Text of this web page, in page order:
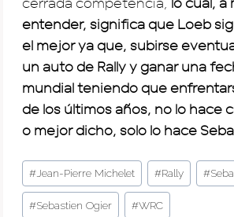
cerrada competencia, lo cual, a
entender, significa que Loeb
el mejor ya que, subirse
un auto de Rally y ganar una
mundial teniendo que
de los últimos años, no lo hace
o mejor dicho, solo lo hace
Post
Tags:
# Jean-Pierre Michelet #Rally #
#Sebastien Ogier #WRC